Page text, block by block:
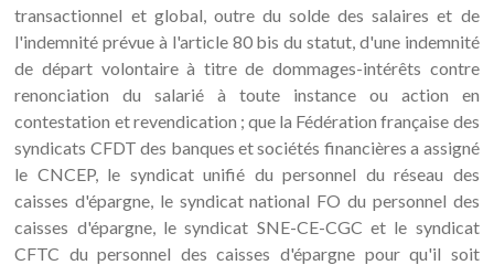
transactionnel et global, outre du solde des salaires et de
l'indemnité prévue à l'article 80 bis du statut, d'une indemnité
de départ volontaire à titre de dommages-intérêts contre
renonciation du salarié à toute instance ou action en
contestation et revendication ; que la Fédération française des
syndicats CFDT des banques et sociétés financières a assigné
le CNCEP, le syndicat unifié du personnel du réseau des
caisses d'épargne, le syndicat national FO du personnel des
caisses d'épargne, le syndicat SNE-CE-CGC et le syndicat
CFTC du personnel des caisses d'épargne pour qu'il soit